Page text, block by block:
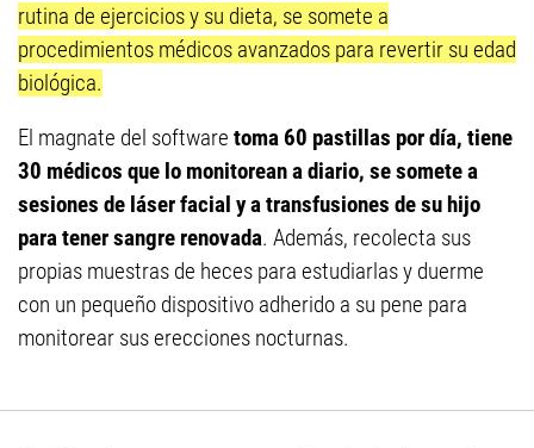
rutina de ejercicios y su dieta, se somete a
procedimientos médicos avanzados para revertir su edad
biológica.
El magnate del software toma 60 pastillas por día, tiene
30 médicos que lo monitorean a diario, se somete a
sesiones de láser facial y a transfusiones de su hijo
para tener sangre renovada. Además, recolecta sus
propias muestras de heces para estudiarlas y duerme
con un pequeño dispositivo adherido a su pene para
monitorear sus erecciones nocturnas.